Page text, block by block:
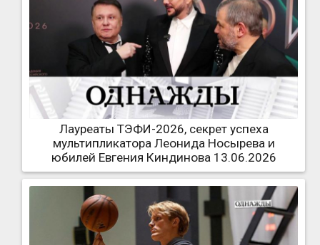
Лауреаты ТЭФИ-2026, секрет успеха
мультипликатора Леонида Носырева и
юбилей Евгения Киндинова 13.06.2026